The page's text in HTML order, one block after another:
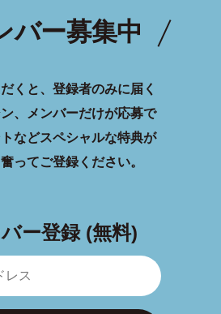
バー募集中
くと、登録者のみに届く
、メンバーだけが応募で
などスペシャルな特典が
奮ってご登録ください。
ー登録 (無料)